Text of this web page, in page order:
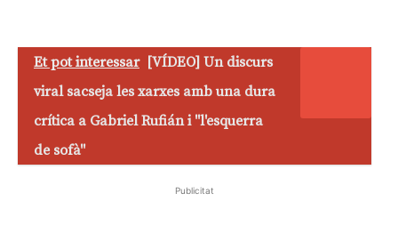
Et pot interessar [VÍDEO] Un discurs
viral sacseja les xarxes amb una dura
crítica a Gabriel Rufián i "l'esquerra
de sofà"
Publicitat